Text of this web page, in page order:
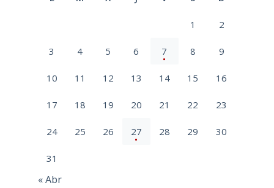
1 2
3 4 5 6 7 8 9
10 11 12 13 14 15 16
17 18 19 20 21 22 23
24 25 26 27 28 29 30
31
« Abr